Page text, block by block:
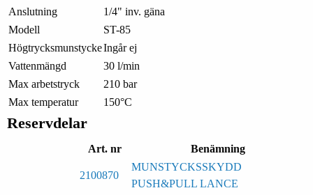
Anslutning
1/4" inv. gäna
Modell
ST-85
HögtrycksmunstyckeIngår ej
Vattenmängd
30 l/min
Max arbetstryck
210 bar
Max temperatur
150°C
Reservdelar
Art. nr Benämning
2100870
MUNSTYCKSSKYDD
PUSH&PULL LANCE